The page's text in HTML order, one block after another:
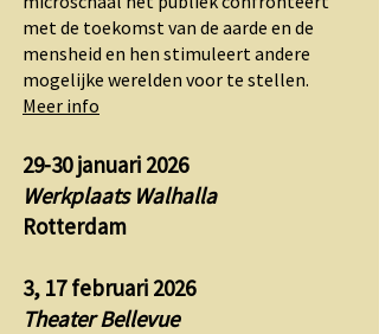
met de toekomst van de aarde en de
mensheid en hen stimuleert andere
mogelijke werelden voor te stellen.
Meer info
29-30 januari 2026
Werkplaats Walhalla
Rotterdam
3, 17 februari 2026
Theater Bellevue